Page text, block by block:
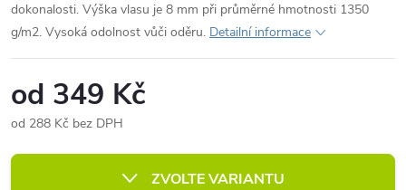
dokonalosti. Výška vlasu je 8 mm při průměrné hmotnosti 1350
g/m2. Vysoká odolnost vůči oděru. Detailní informace
od 349 Kč
od 288 Kč bez DPH
cena:
ZVOLTE VARIANTU